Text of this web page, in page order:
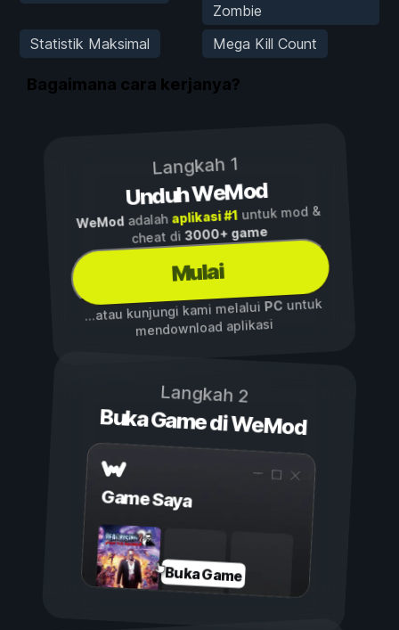
Zombie
Statistik Maksimal
Mega Kill Count
Bagaimana cara kerjanya?
Langkah 1
Unduh WeMod
WeModadalah aplikasi #1untuk mod &
cheat di3000+ game
Mulai
...atau kunjungi kami melalui PCuntuk
mendownload aplikasi
Langkah 2
Buka Game di WeMod
Game Saya
Buka Game